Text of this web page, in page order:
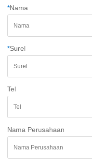
*Nama
*Surel
Tel
Nama Perusahaan